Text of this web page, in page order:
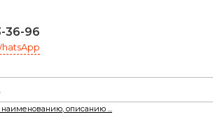
36-96
наименованию, описанию ...